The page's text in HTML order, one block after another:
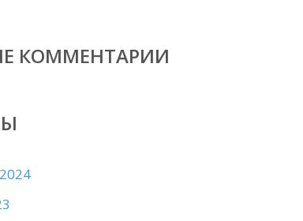
КОММЕНТАРИИ